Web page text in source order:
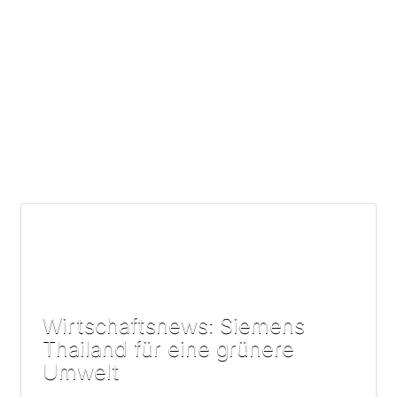
Wirtschaftsnews: Siemens
Thailand für eine grünere
Umwelt